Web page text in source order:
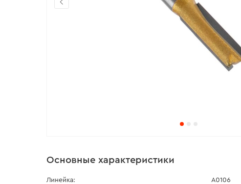
Основные характеристики
Линейка: A0106